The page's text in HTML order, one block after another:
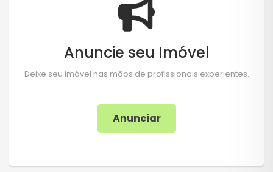
Anuncie seu Imóvel
Deixe seu imóvel nas mãos de profissionais experientes.
Anunciar